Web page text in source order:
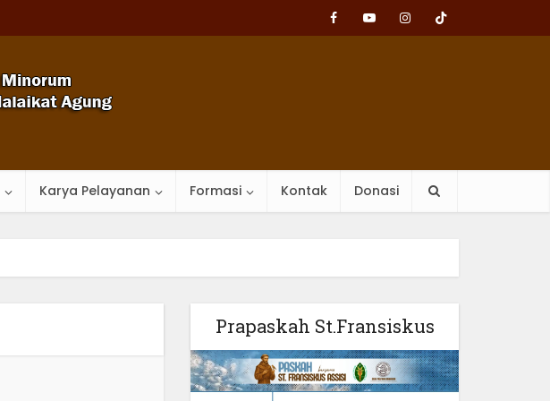
Karya Pelayanan Formasi Kontak Donasi
Prapaskah St.Fransiskus